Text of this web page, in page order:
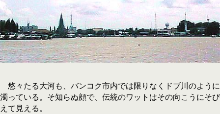
悠々たる大河も、バンコク市内では限りなくドブ川のように
濁っている。そ知らぬ顔で、伝統のワットはその向こうにそび
えて見える。